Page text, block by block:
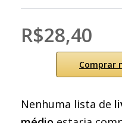
R$28,40
Comprar
Nenhuma lista de